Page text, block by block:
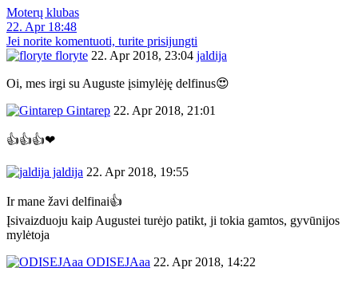
Moterų klubas
22. Apr 18:48
Jei norite komentuoti, turite prisijungti
floryte 22. Apr 2018, 23:04 jaldija
Oi, mes irgi su Auguste įsimylėję delfinus😍
Gintarep 22. Apr 2018, 21:01
👍👍👍❤
jaldija 22. Apr 2018, 19:55
Ir mane žavi delfinai👍
Įsivaizduoju kaip Augustei turėjo patikt, ji tokia gamtos, gyvūnijos
mylėtoja
ODISEJAaa 22. Apr 2018, 14:22